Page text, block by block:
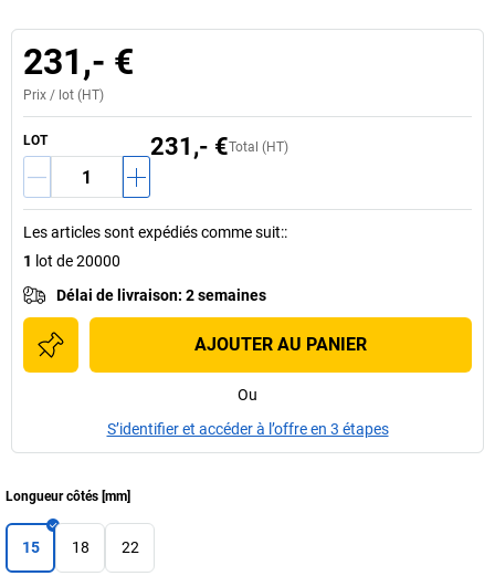
231,- €
Prix / lot (HT)
LOT Total (HT)
231,- €
Les articles sont expédiés comme suit::
1 lot de 20000
Délai de livraison: 2 semaines
AJOUTER AU PANIER
Ou
S’identifier et accéder à l’offre en 3 étapes
Longueur côtés [mm]
15 18 22